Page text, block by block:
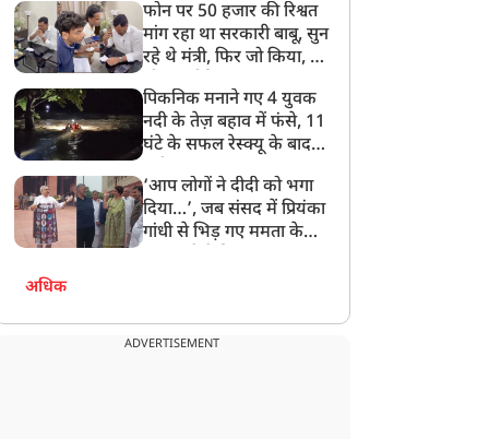
बेटी को गोद लें प्रधानमंत्री
फोन पर 50 हजार की रिश्वत
मांग रहा था सरकारी बाबू, सुन
रहे थे मंत्री, फिर जो किया, वो
पिकनिक मनाने गए 4 युवक
नदी के तेज़ बहाव में फंसे, 11
घंटे के सफल रेस्क्यू के बाद
‘आप लोगों ने दीदी को भगा
दिया…’, जब संसद में प्रियंका
गांधी से भिड़ गए ममता के
अधिक
ADVERTISEMENT